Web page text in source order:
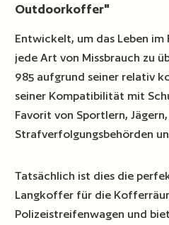
Outdoorkoffer"
Entwickelt, um das Leben im
jede Art von Missbrauch zu
985 aufgrund seiner relativ
seiner Kompatibilität mit
Favorit von Sportlern, Jägern,
Strafverfolgungsbehörden
Tatsächlich ist dies die
Langkoffer für die
Polizeistreifenwagen und